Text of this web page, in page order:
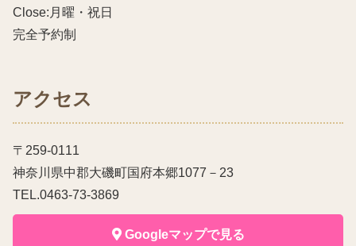
Close:月曜・祝日
完全予約制
アクセス
〒259-0111
神奈川県中郡大磯町国府本郷1077－23
TEL.0463-73-3869
Googleマップで見る